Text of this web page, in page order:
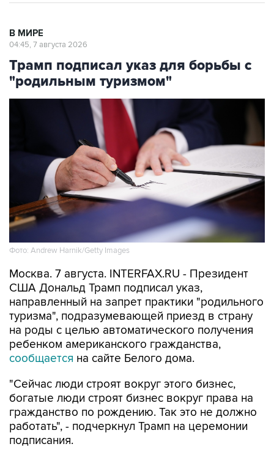
В МИРЕ
04:45, 7 августа 2026
Трамп подписал указ для борьбы с
"родильным туризмом"
Фото: Andrew Harnik/Getty Images
Москва. 7 августа. INTERFAX.RU - Президент
США Дональд Трамп подписал указ,
направленный на запрет практики "родильного
туризма", подразумевающей приезд в страну
на роды с целью автоматического получения
ребенком американского гражданства,
сообщается на сайте Белого дома.
"Сейчас люди строят вокруг этого бизнес,
богатые люди строят бизнес вокруг права на
гражданство по рождению. Так это не должно
работать", - подчеркнул Трамп на церемонии
подписания.